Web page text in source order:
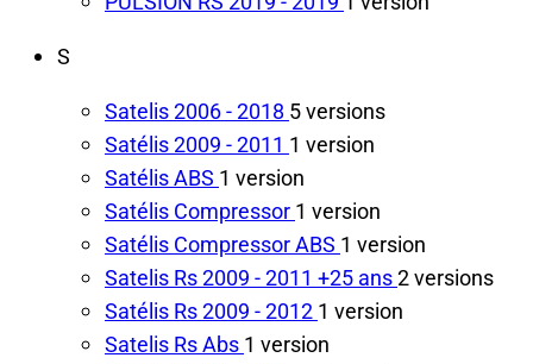
S
Satelis2006 - 2018 5 versions
Satélis2009 - 2011 1 version
Satélis ABS 1 version
Satélis Compressor 1 version
Satélis Compressor ABS 1 version
Satelis Rs2009 - 2011 +25 ans2 versions
Satélis Rs2009 - 2012 1 version
Satelis Rs Abs 1 version